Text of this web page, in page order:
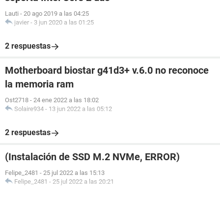
Lauti - 20 ago 2019 a las 04:25
javier - 3 jun 2020 a las 01:25
2 respuestas
Motherboard biostar g41d3+ v.6.0 no reconoce
la memoria ram
Ost2718 - 24 ene 2022 a las 18:02
Solaire934 - 13 jun 2022 a las 05:12
2 respuestas
(Instalación de SSD M.2 NVMe, ERROR)
Felipe_2481 - 25 jul 2022 a las 15:13
Felipe_2481 - 25 jul 2022 a las 20:21